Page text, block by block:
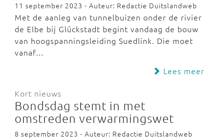
11 september 2023 - Auteur: Redactie Duitslandweb
Met de aanleg van tunnelbuizen onder de rivier
de Elbe bij Glückstadt begint vandaag de bouw
van hoogspanningsleiding Suedlink. Die moet
vanaf…
Lees meer
Kort nieuws
Bondsdag stemt in met
omstreden verwarmingswet
8 september 2023 - Auteur: Redactie Duitslandweb